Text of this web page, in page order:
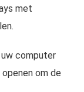
met
computer
om de